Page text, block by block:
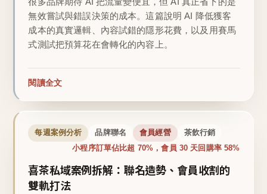
無效嘗試與錯誤決策的成本。這篇說明 AI 降低獲客
成本的真實邏輯、內容試錯的隱形花費，以及用賽馬
式測試把預算花在會轉化的內容上。
閱讀全文
每週案例分析 品牌聯名 會員經營 茶飲行銷
小程序訂單佔比超 70%，會員 30 天回購率 58%
喜茶私域案例拆解：聯名造勢、會員收割的
雙軌打法